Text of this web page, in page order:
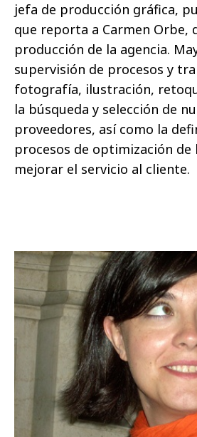
jefa de producción gráfica,
que reporta a Carmen Orbe,
producción de la agencia.
supervisión de procesos y
fotografía, ilustración,
la búsqueda y selección de
proveedores, así como la
procesos de optimización
mejorar el servicio al cliente.